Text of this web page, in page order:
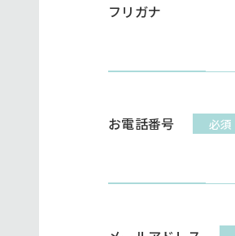
フリガナ
お電話番号 必須